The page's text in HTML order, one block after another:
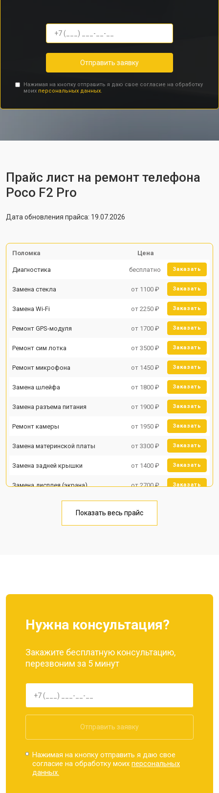
Отправить заявку
Нажимая на кнопку отправить я даю свое согласие на обработку
моих персональных данных.
Прайс лист на ремонт телефона
Poco F2 Pro
Дата обновления прайса: 19.07.2026
Поломка Цена
Диагностика бесплатно Заказать
Замена стекла от 1100 ₽ Заказать
Замена Wi-Fi от 2250 ₽ Заказать
Ремонт GPS-модуля от 1700 ₽ Заказать
Ремонт сим лотка от 3500 ₽ Заказать
Ремонт микрофона от 1450 ₽ Заказать
Замена шлейфа от 1800 ₽ Заказать
Замена разъема питания от 1900 ₽ Заказать
Ремонт камеры от 1950 ₽ Заказать
Замена материнской платы от 3300 ₽ Заказать
Замена задней крышки от 1400 ₽ Заказать
Замена дисплея (экрана) от 2700 ₽ Заказать
Замена кнопки включения от 1750 ₽
Показать весь прайс
Нужна консультация?
Закажите бесплатную консультацию,
перезвоним за 5 минут
Отправить заявку
Нажимая на кнопку отправить я даю свое
согласие на обработку моихперсональных
данных.